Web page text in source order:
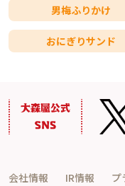
男梅ふりかけ
おにぎりサンド
会社情報 IR情報 プ